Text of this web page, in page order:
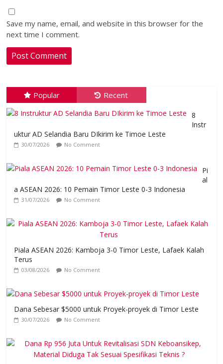
Save my name, email, and website in this browser for the
next time I comment.
Popular Recent
8
Instr
uktur AD Selandia Baru DIkirim ke Timoe Leste
30/07/2026 No Comment
Pi
al
a ASEAN 2026: 10 Pemain Timor Leste 0-3 Indonesia
31/07/2026 No Comment
Piala ASEAN 2026: Kamboja 3-0 Timor Leste, Lafaek Kalah
Terus
03/08/2026 No Comment
Dana Sebesar $5000 untuk Proyek-proyek di Timor Leste
30/07/2026 No Comment